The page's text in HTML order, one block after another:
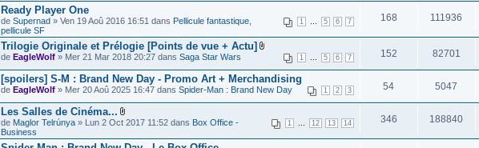
Ready Player One
1 5 6 7
de Supernad » Ven 19 Aoû 2016 16:51 dans Pellicule fantastique,
pellicule SF
168 111936
Trilogie Originale et Prélogie [Points de vue + Actu]
1 5 6 7
de EagleWolf » Mer 21 Mar 2018 20:27 dans Saga Star Wars 152 82701
[spoilers] S-M : Brand New Day - Promo Art + Merchandising
1 2 3
de EagleWolf » Mer 20 Aoû 2025 16:47 dans Spider-Man : Brand New Day 54 5047
Les Salles de Cinéma...
1 12 13 14
de Maglor Telrúnya » Lun 2 Oct 2017 11:52 dans Box Office -
Business
346 188840